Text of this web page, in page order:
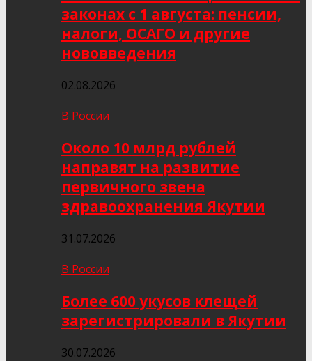
законах с 1 августа: пенсии,
налоги, ОСАГО и другие
нововведения
02.08.2026
В России
Около 10 млрд рублей
направят на развитие
первичного звена
здравоохранения Якутии
31.07.2026
В России
Более 600 укусов клещей
зарегистрировали в Якутии
30.07.2026